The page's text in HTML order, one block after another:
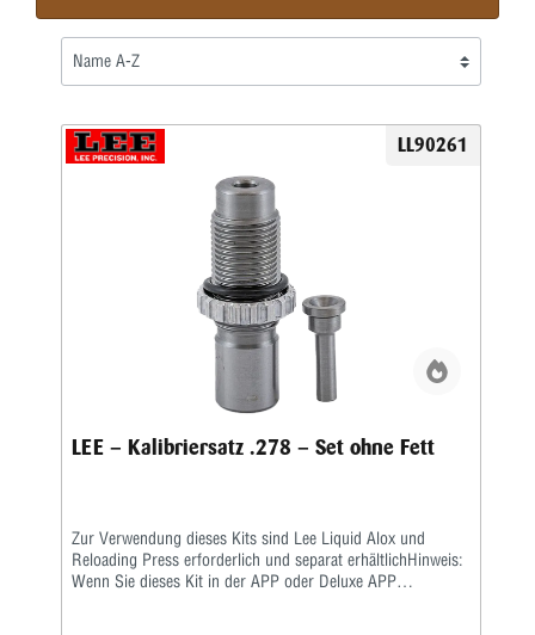
LL90261
LEE – Kalibriersatz .278 – Set ohne Fett
Zur Verwendung dieses Kits sind Lee Liquid Alox und
Reloading Press erforderlich und separat erhältlichHinweis:
Wenn Sie dieses Kit in der APP oder Deluxe APP